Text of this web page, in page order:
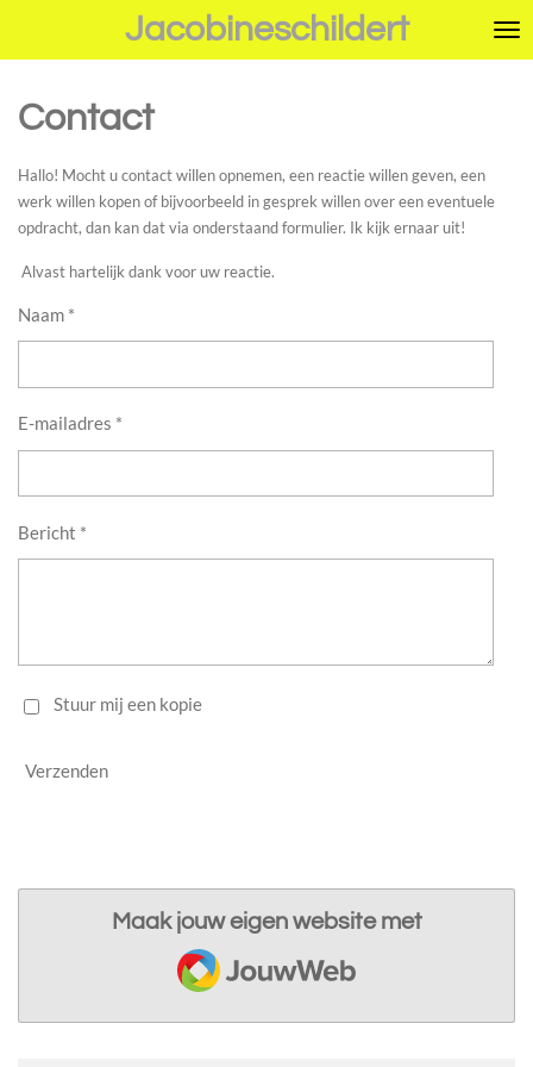
de
hoofdinhoud
Jacobineschildert
Contact
Hallo! Mocht u contact willen opnemen, een reactie willen geven, een
werk willen kopen of bijvoorbeeld in gesprek willen over een eventuele
opdracht, dan kan dat via onderstaand formulier. Ik kijk ernaar uit!
Alvast hartelijk dank voor uw reactie.
Naam *
E-mailadres *
Bericht *
Stuur mij een kopie
Verzenden
Maak jouw eigen website met
JouwWeb